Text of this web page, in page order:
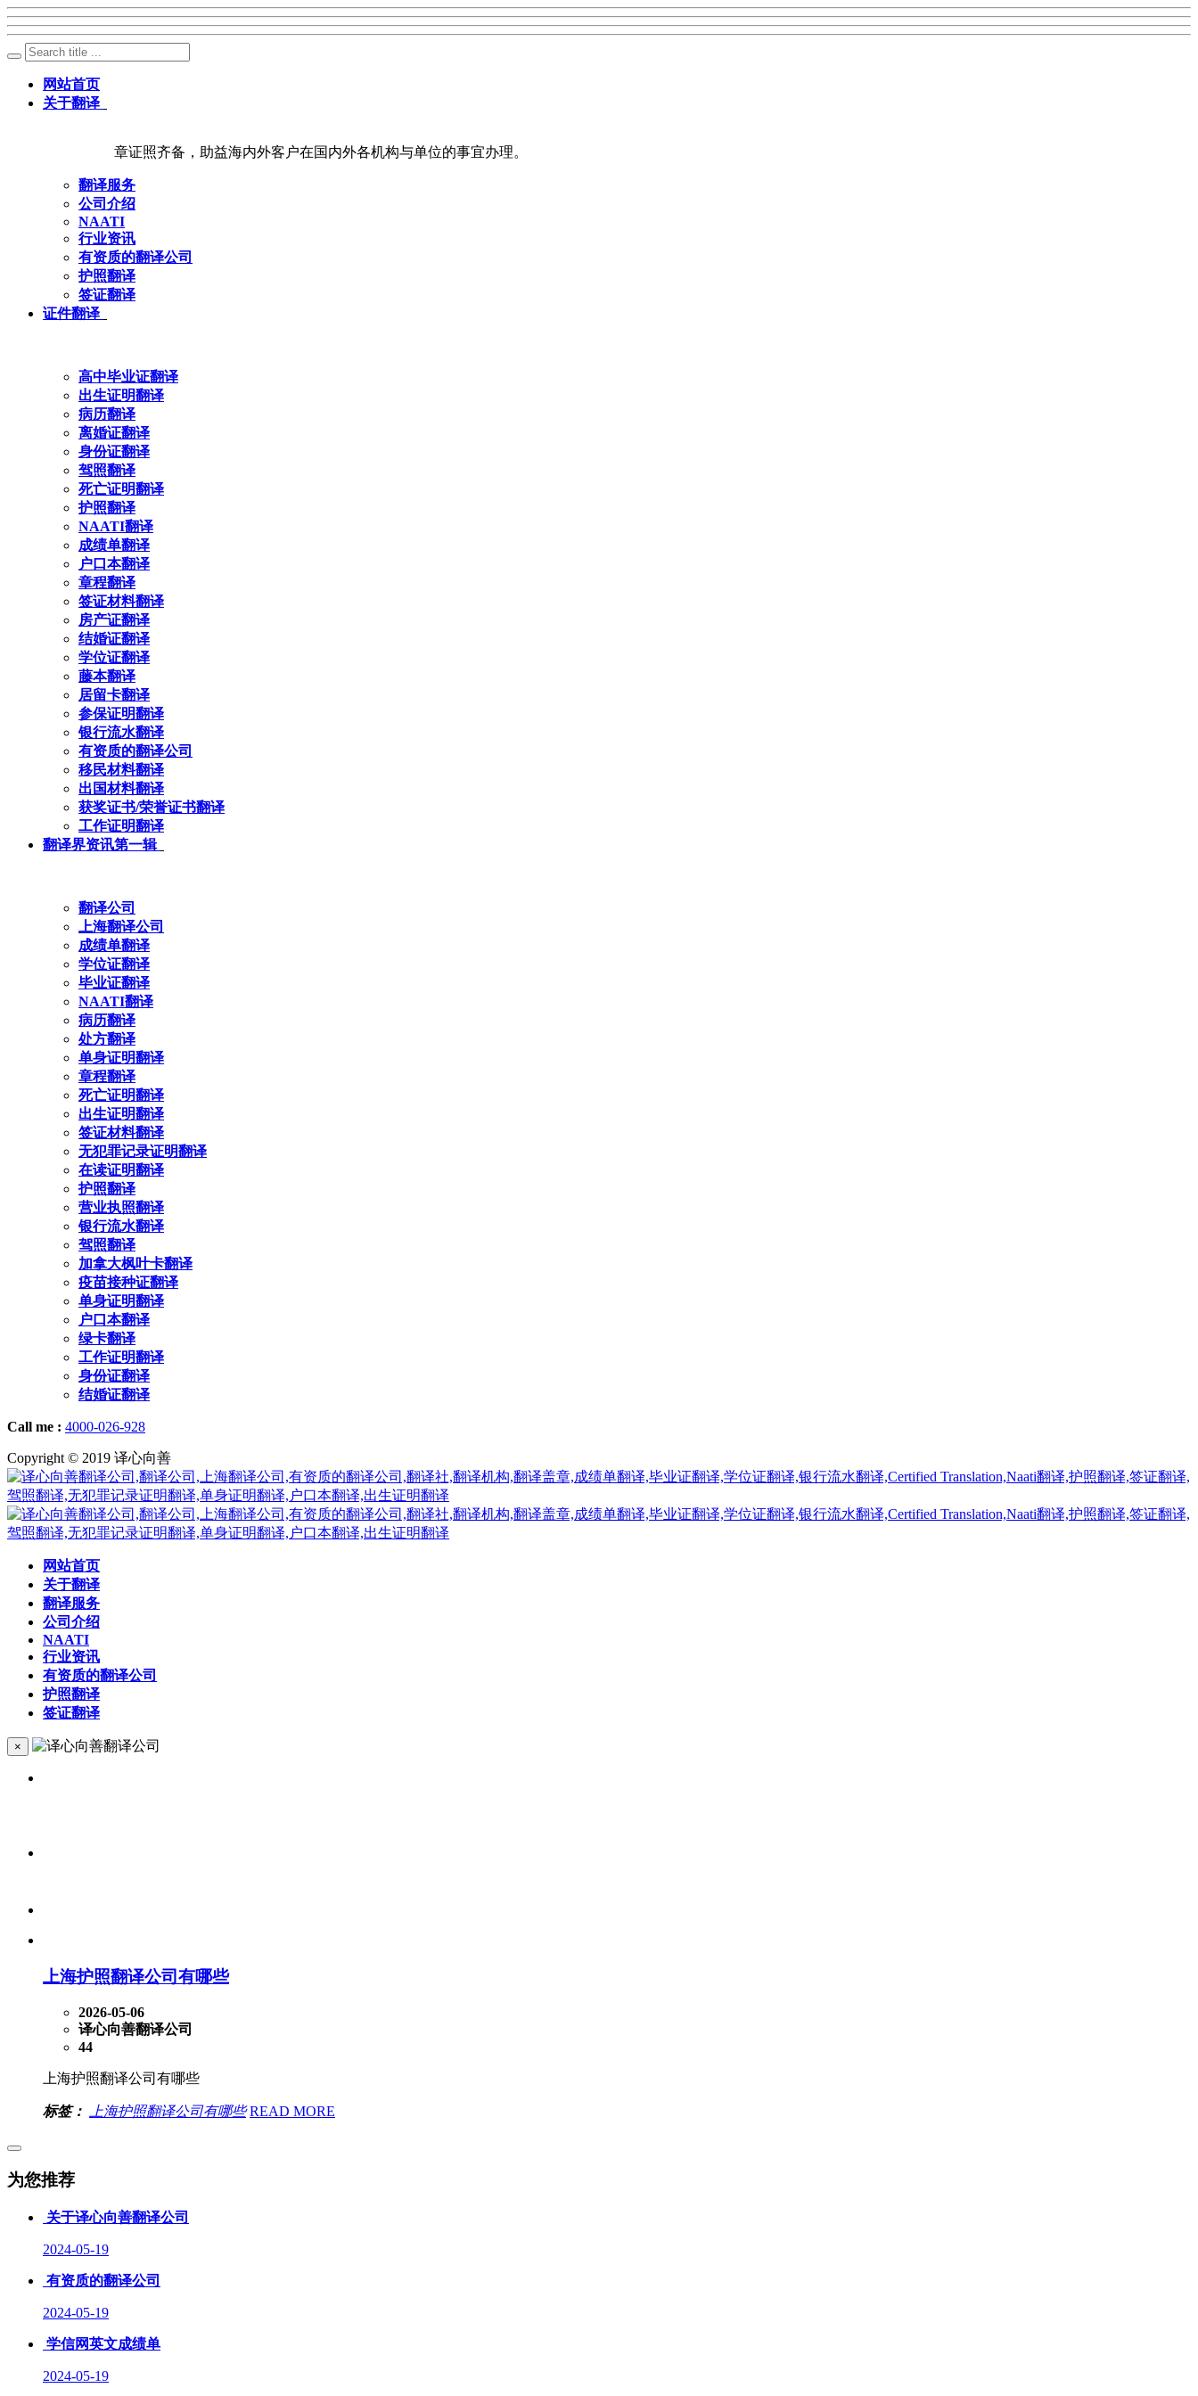
网站首页
关于翻译
章证照齐备，助益海内外客户在国内外各机构与单位的事宜办理。
翻译服务
公司介绍
NAATI
行业资讯
有资质的翻译公司
护照翻译
签证翻译
证件翻译
高中毕业证翻译
出生证明翻译
病历翻译
离婚证翻译
身份证翻译
驾照翻译
死亡证明翻译
护照翻译
NAATI翻译
成绩单翻译
户口本翻译
章程翻译
签证材料翻译
房产证翻译
结婚证翻译
学位证翻译
藤本翻译
居留卡翻译
参保证明翻译
银行流水翻译
有资质的翻译公司
移民材料翻译
出国材料翻译
获奖证书/荣誉证书翻译
工作证明翻译
翻译界资讯第一辑
翻译公司
上海翻译公司
成绩单翻译
学位证翻译
毕业证翻译
NAATI翻译
病历翻译
处方翻译
单身证明翻译
章程翻译
死亡证明翻译
出生证明翻译
签证材料翻译
无犯罪记录证明翻译
在读证明翻译
护照翻译
营业执照翻译
银行流水翻译
驾照翻译
加拿大枫叶卡翻译
疫苗接种证翻译
单身证明翻译
户口本翻译
绿卡翻译
工作证明翻译
身份证翻译
结婚证翻译
Call me : 4000-026-928
Copyright © 2019 译心向善
网站首页
关于翻译
翻译服务
公司介绍
NAATI
行业资讯
有资质的翻译公司
护照翻译
签证翻译
×
上海护照翻译公司有哪些
2026-05-06
译心向善翻译公司
44
上海护照翻译公司有哪些
标签： 上海护照翻译公司有哪些 READ MORE
为您推荐
关于译心向善翻译公司
2024-05-19
有资质的翻译公司
2024-05-19
学信网英文成绩单
2024-05-19